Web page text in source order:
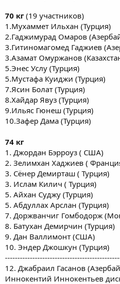
70 кг (19 участников)
1.Мухаммет Ильхан (Турция)
2.Гаджимурад Омаров
3.Гитиномагомед Гаджиев
3.Азамат Омуржанов
5.Энес Услу (Турция)
5.Мустафа Куиджи (Турция)
7.Ясин Болат (Турция)
8.Хайдар Явуз (Турция)
9.Ильяс Гюнеш (Турция)
10.Зафер Дама (Турция)
74 кг
1. Джордан Бэрроуз ( США)
2. Зелимхан Хаджиев (
3. Сёнер Демирташ ( Турция)
3. Ислам Килич ( Турция)
5. Айхан Суджу (Турция)
5. Абдуллах Арслан (Турция)
7. Доржванчиг Гомбодорж
8. Батухан Демирчин (Турция)
9. Дан Валлимонт (США)
10. Эндер Джошкун (Турция)
12. Джабраил Гасанов
Иннокентий Иннокентьев